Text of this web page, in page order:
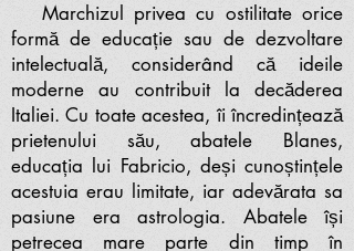
Marchizul privea cu ostilitate orice
formă de educație sau de dezvoltare
intelectuală, considerând că ideile
moderne au contribuit la decăderea
Italiei. Cu toate acestea, îi încredințează
prietenului său, abatele Blanes,
educația lui Fabricio, deși cunoștințele
acestuia erau limitate, iar adevărata sa
pasiune era astrologia. Abatele își
petrecea mare parte din timp în